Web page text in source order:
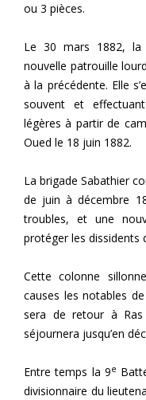
ou 3 pièces.
Le 30 mars 1882, la
nouvelle patrouille
à la précédente. Elle
souvent et
légères à partir de
Oued le 18 juin 1882.
La brigade Sabathier
de juin à décembre
troubles, et une
protéger les dissidents
Cette colonne
causes les notables
sera de retour à
séjournera jusqu’en
Entre temps la 9e
divisionnaire du